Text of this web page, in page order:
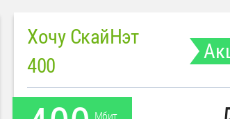
Хочу СкайНэт
400
Мбит